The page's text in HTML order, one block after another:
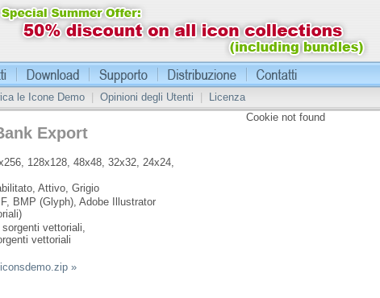
le Icone Demo Opinioni degli Utenti Licenza
Export
128x128, 48x48, 32x32, 24x24,
Attivo, Grigio
BMP (Glyph), Adobe Illustrator
vettoriali,
vettoriali
»
Cookie not found